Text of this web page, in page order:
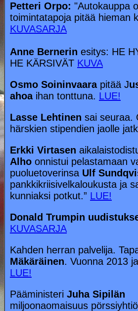
Petteri Orpo: "Autokauppa
toimintatapoja pitää hieman
KUVASARJA
Anne Bernerin esitys: HE
HE KÄRSIVÄT KUVA
Osmo Soininvaara pitää J
ahoaihan tonttuna. LUE!
Lasse Lehtinen sai seuraa.
härskien stipendien jaolle
Erkki Virtasen
Alho onnistui pelastamaan
puoluetoverinsa Ulf
pankkikriisivelkaloukusta ja
kunniaksi potkut.” LUE!
Donald Trumpin
KUVASARJA
Kahden herran palvelija.
Mäkäräinen. Vuonna 2013
LUE!
Pääministeri Juha Sipilän
miljoonaomaisuus